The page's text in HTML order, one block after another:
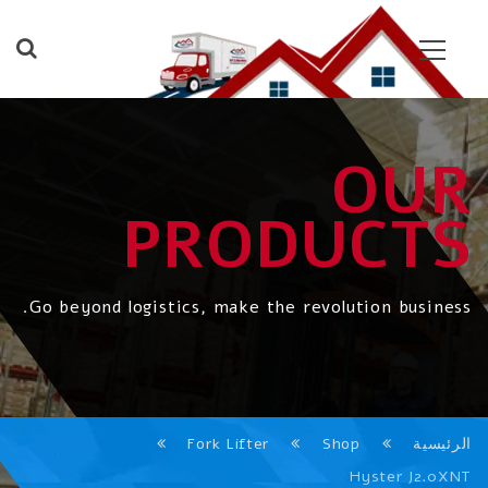
OUR
PRODUCTS
Go beyond logistics, make the revolution business.
الرئيسية Shop
Fork Lifter
Hyster J2.0XNT